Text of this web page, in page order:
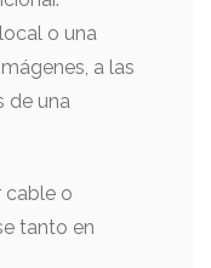
o una
a las
de una
cable o
tanto en